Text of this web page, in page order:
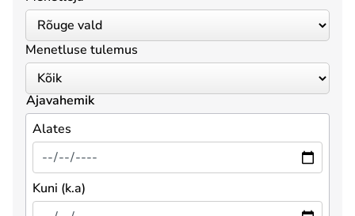
Menetluse tulemus
Ajavahemik
Alates
Kuni (k.a)